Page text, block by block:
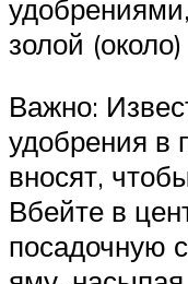
золой (около)
Важно:
удобрения в
вносят,
Вбейте в
посадочную